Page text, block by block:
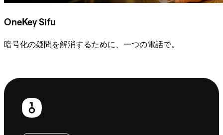
OneKey Sifu
暗号化の疑問を解消するために、一つの電話で。
フ